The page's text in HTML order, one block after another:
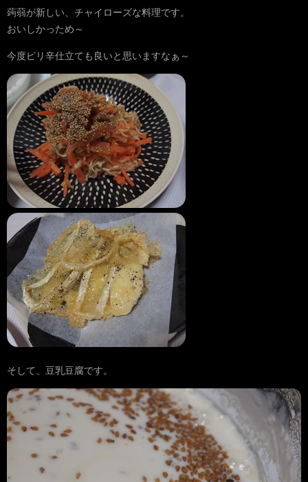
蒟蒻が新しい、チャイローズな料理です。
おいしかっため～
今度ピリ辛仕立ても良いと思いますなぁ～
そして、豆乳豆腐です。